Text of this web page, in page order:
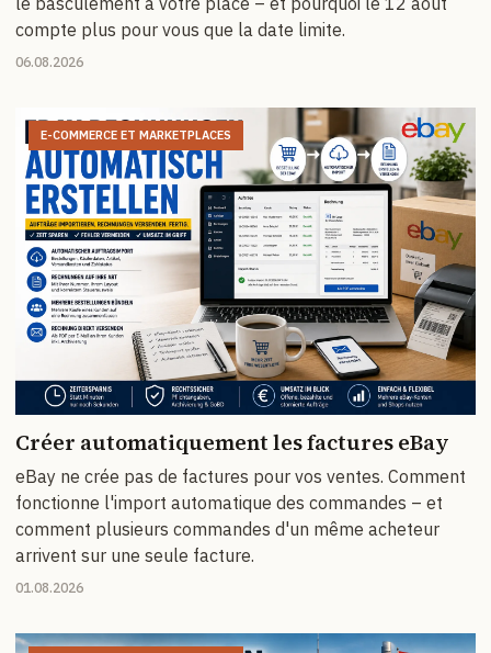
compte plus pour vous que la date limite.
06.08.2026
E-COMMERCE ET MARKETPLACES
Créer automatiquement les factures eBay
eBay ne crée pas de factures pour vos ventes. Comment
fonctionne l'import automatique des commandes – et
comment plusieurs commandes d'un même acheteur
arrivent sur une seule facture.
01.08.2026